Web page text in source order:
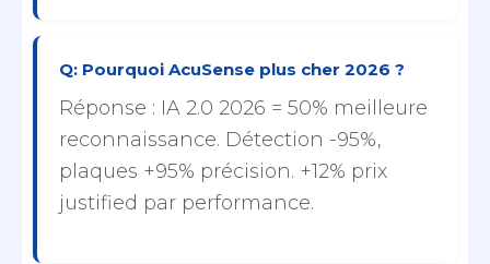
Q: Pourquoi AcuSense plus cher 2026 ?
Réponse : IA 2.0 2026 = 50% meilleure
reconnaissance. Détection -95%,
plaques +95% précision. +12% prix
justified par performance.